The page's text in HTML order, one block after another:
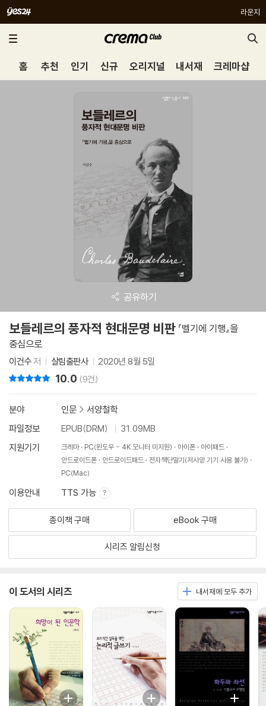
라운지
홈 추천 인기 신규 오리지널 내서재 크레마샵
공유하기
보들레르의 풍자적 현대문명 비판 『벨기에 기행』을
중심으로
이건수저 살림출판사 2020년 8월 5일
10.0 (9건)
분야 인문 > 서양철학
파일정보
EPUB(DRM)
31.09MB
지원기기
크레마 PC(윈도우 - 4K 모니터 미지원) 아이폰
아이패드
안드로이드폰
안드로이드패드
전자책단말기(저사양 기기 사용 불가)
PC(Mac)
이용안내 TTS 가능
종이책 구매 eBook 구매
시리즈 알림신청
이 도서의 시리즈 내서재에 모두 추가